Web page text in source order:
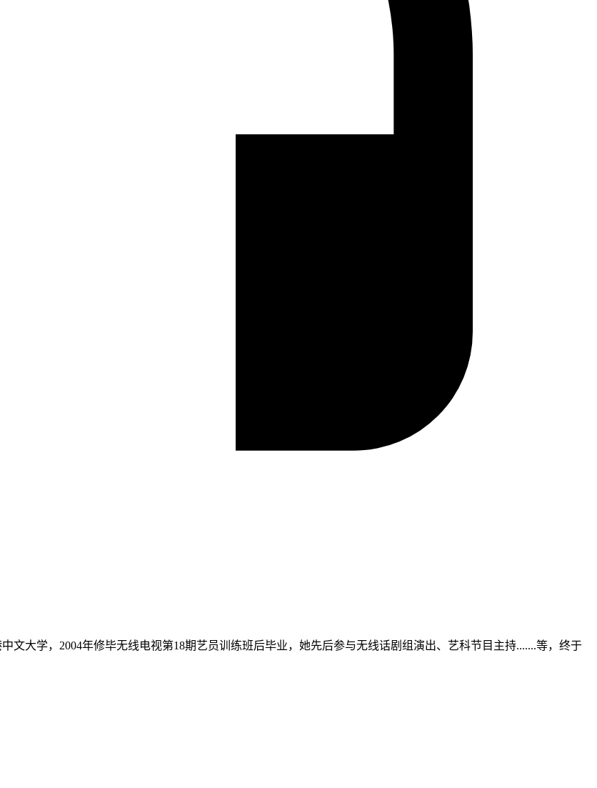
文大学，2004年修毕无线电视第18期艺员训练班后毕业，她先后参与无线话剧组演出、艺科节目主持.......等，终于